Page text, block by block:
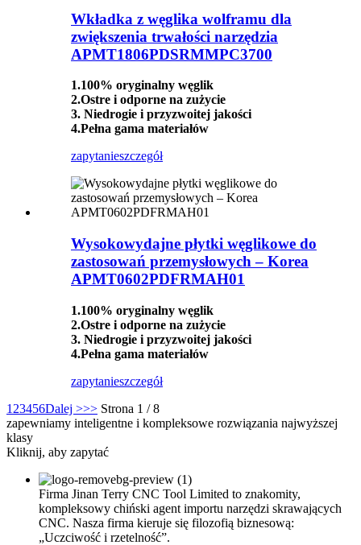
Wkładka z węglika wolframu dla
zwiększenia trwałości narzędzia
APMT1806PDSRMMPC3700
1.100% oryginalny węglik
2.Ostre i odporne na zużycie
3. Niedrogie i przyzwoitej jakości
4.Pełna gama materiałów
zapytanieszczegół
Wysokowydajne płytki węglikowe do
zastosowań przemysłowych – Korea
APMT0602PDFRMAH01
1.100% oryginalny węglik
2.Ostre i odporne na zużycie
3. Niedrogie i przyzwoitej jakości
4.Pełna gama materiałów
zapytanieszczegół
1 23456Dalej >>> Strona 1 / 8
zapewniamy inteligentne i kompleksowe rozwiązania najwyższej
klasy
Kliknij, aby zapytać
Firma Jinan Terry CNC Tool Limited to znakomity,
kompleksowy chiński agent importu narzędzi skrawających
CNC. Nasza firma kieruje się filozofią biznesową:
„Uczciwość i rzetelność”.